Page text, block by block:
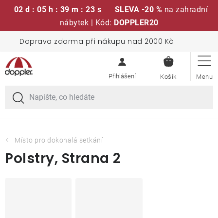
02 d : 05 h : 39 m : 23 s SLEVA -20 % na zahradní
nábytek | Kód: DOPPLER20
obsah
Doprava zdarma při nákupu nad 2000 Kč
KOŠÍK
Sedací soupravy
Slunečníky
Křesla a židle
Stoly
Místo pro dokonalá setkání
Polstry, Strana 2